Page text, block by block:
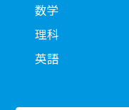
数学
理科
英語